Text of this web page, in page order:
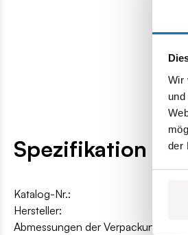
Wir
der
Spezifikation
Katalog-Nr.:
Hersteller:
Abmessungen der Verpackung: